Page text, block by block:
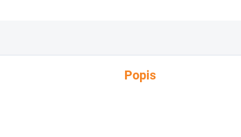
Popis